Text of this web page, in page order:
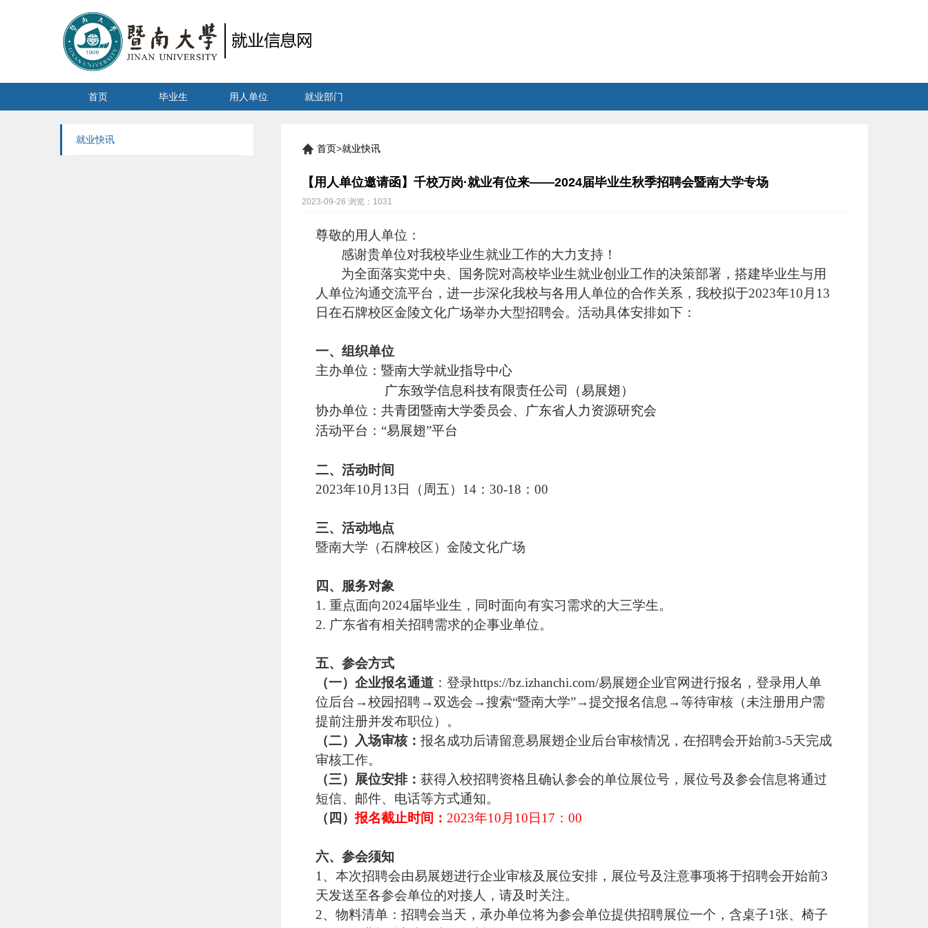
首页 毕业生 用人单位 就业部门
就业快讯
首页>就业快讯
【用人单位邀请函】千校万岗·就业有位来——2024届毕业生秋季招聘会暨南大学专场
2023-09-26 浏览： 1031
尊敬的用人单位：
感谢贵单位对我校毕业生就业工作的大力支持！
为全面落实党中央、国务院对高校毕业生就业创业工作的决策部署，搭建毕业生与用
人单位沟通交流平台，进一步深化我校与各用人单位的合作关系， 我校拟于2023年10 月 13
日在石牌校区金陵文化广场举办大型招聘会。活动具体安排如下：
一、 组织单位
主办单位： 暨南大学就业指导中心
广东致学信息科技有限责任公司（易展翅）
协办单位： 共青团暨南大学委员会、广东省人力资源研究会
活动平台 ： “易展翅”平台
二、 活动时间
2023年10 月 13 日（周 五） 14： 30-18：00
三、 活动地点
暨南大学（石牌校区）金陵文化广场
四、 服务对象
1. 重点面向2024届毕业生，同时面向有实习需求的大三学生。
2. 广东省有相关招聘需求的企事业单位。
五、参会方式
（一）企业报名通道 ：登录https://bz.izhanchi.com/易展翅企业官网进行报名，登录用人单
位后台→校园招聘→双选会→搜索“暨南大学”→提交报名信息→等待审核（未注册用户需
提前注册并发布职位）。
（二）入场审核： 报名成功后请留意易展翅企业后台审核情况，在招聘会开始前3-5天完成
审核工作。
（三）展位安排： 获得入校招聘资格且确认参会的单位展位号，展位号及参会信息将通过
短信、邮件、电话等方式通知。
（四）报名截止时间： 2023年10 月 10 日 1 7 ： 00
六、 参会须知
1、本次招聘会由易展翅进行企业审核及展位安排，展位号及注意事项将于招聘会开始前3
天发送至各参会单位的对接人，请及时关注。
2、物料清单：招聘会当天，承办单位将为参会单位提供招聘展位一个，含桌子1张、椅子